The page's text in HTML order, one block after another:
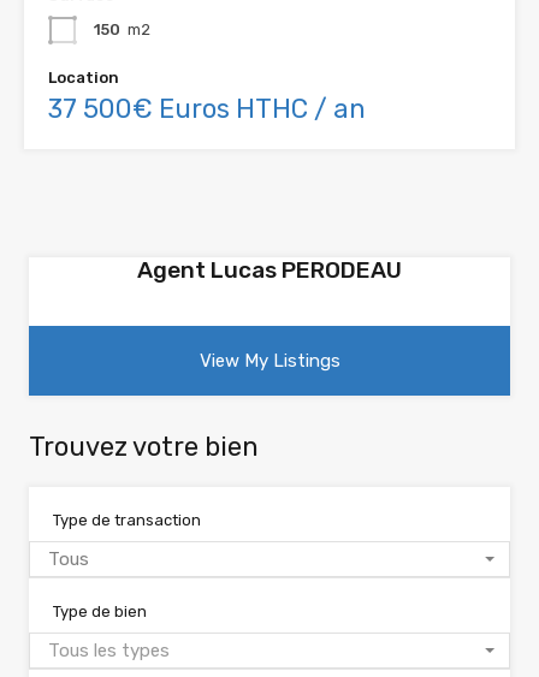
150 m2
Location
37 500€ Euros HTHC / an
Agent Lucas PERODEAU
View My Listings
Trouvez votre bien
Type de transaction
Tous
Type de bien
Tous les types